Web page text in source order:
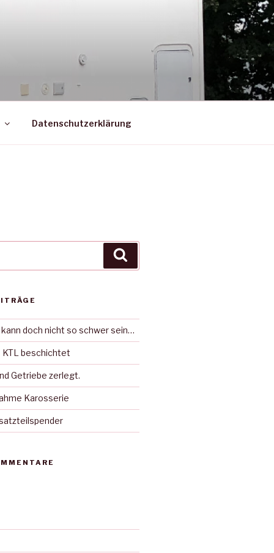
Datenschutzerklärung
doch nicht so schwer sein…
KTL beschichtet
Getriebe zerlegt.
Karosserie